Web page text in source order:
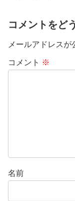
コメントをど
メールアドレスが
コメント ※
名前